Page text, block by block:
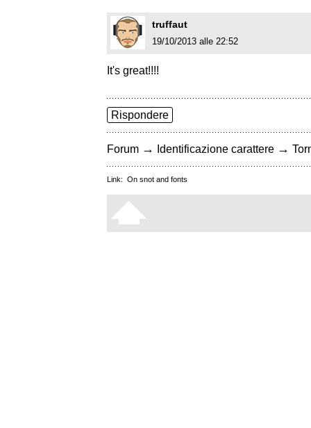
truffaut
19/10/2013 alle 22:52
It's great!!!!
Rispondere
Forum → Identificazione carattere →
Link: On snot and fonts